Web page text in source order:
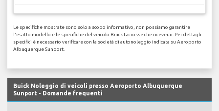
Le specifiche mostrate sono solo a scopo informativo, non possiamo garantire
l'esatto modello e le specifiche del veicolo Buick Lacrosse che riceverai. Per dettagli
specifici è necessario verificare con la società di autonoleggio indicata su Aeroporto
Albuquerque Sunport.
Buick Noleggio di veicoli presso Aeroporto Albuquerque
Sunport - Domande frequenti